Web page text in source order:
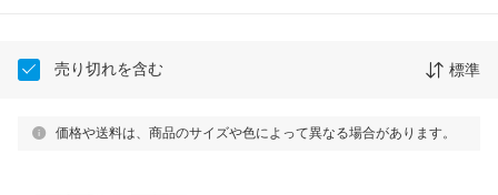
売り切れを含む 標準
価格や送料は、商品のサイズや色によって異なる場合があります。